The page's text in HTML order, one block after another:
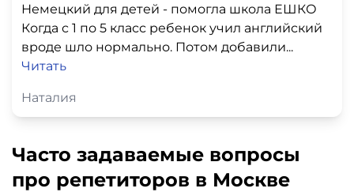
Немецкий для детей - помогла школа ЕШКО
Когда с 1 по 5 класс ребенок учил английский
вроде шло нормально. Потом добавили...
Читать
Наталия
Часто задаваемые вопросы
про репетиторов в Москве